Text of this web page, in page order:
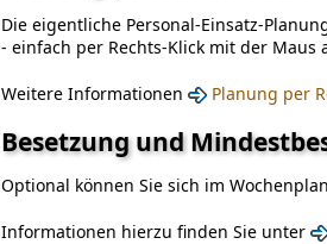
Die eigentliche Personal-Einsatz-
- einfach per Rechts-Klick mit der Maus
Weitere Informationen Planung per
Besetzung und
Optional können Sie sich im
Informationen hierzu finden Sie unter